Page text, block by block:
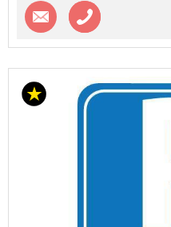
Contacter l'agence